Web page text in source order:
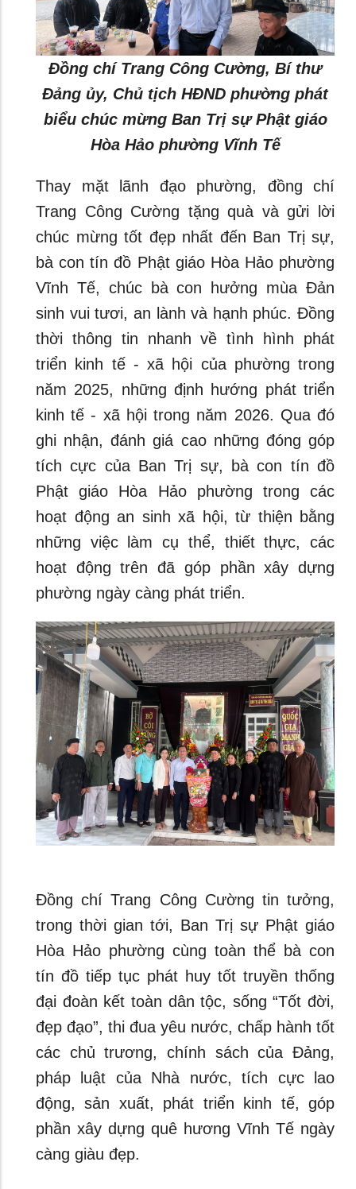
Đồng chí Trang Công Cường, Bí thư
Đảng ủy, Chủ tịch HĐND phường phát
biểu chúc mừng Ban Trị sự Phật giáo
Hòa Hảo phường Vĩnh Tế
Thay mặt lãnh đạo phường, đồng chí
Trang Công Cường tặng quà và gửi lời
chúc mừng tốt đẹp nhất đến Ban Trị sự,
bà con tín đồ Phật giáo Hòa Hảo phường
Vĩnh Tế, chúc bà con hưởng mùa Đản
sinh vui tươi, an lành và hạnh phúc. Đồng
thời thông tin nhanh về tình hình phát
triển kinh tế - xã hội của phường trong
năm 2025, những định hướng phát triển
kinh tế - xã hội trong năm 2026. Qua đó
ghi nhận, đánh giá cao những đóng góp
tích cực của Ban Trị sự, bà con tín đồ
Phật giáo Hòa Hảo phường trong các
hoạt động an sinh xã hội, từ thiện bằng
những việc làm cụ thể, thiết thực, các
hoạt động trên đã góp phần xây dựng
phường ngày càng phát triển.
Đồng chí Trang Công Cường tin tưởng,
trong thời gian tới, Ban Trị sự Phật giáo
Hòa Hảo phường cùng toàn thể bà con
tín đồ tiếp tục phát huy tốt truyền thống
đại đoàn kết toàn dân tộc, sống “Tốt đời,
đẹp đạo”, thi đua yêu nước, chấp hành tốt
các chủ trương, chính sách của Đảng,
pháp luật của Nhà nước, tích cực lao
động, sản xuất, phát triển kinh tế, góp
phần xây dựng quê hương Vĩnh Tế ngày
càng giàu đẹp.